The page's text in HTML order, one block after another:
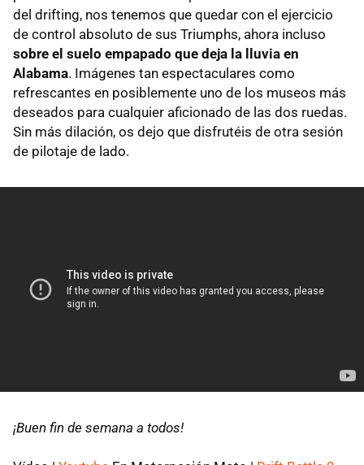
del drifting, nos tenemos que quedar con el ejercicio
de control absoluto de sus Triumphs, ahora incluso
sobre el suelo empapado que deja la lluvia en
Alabama. Imágenes tan espectaculares como
refrescantes en posiblemente uno de los museos más
deseados para cualquier aficionado de las dos ruedas.
Sin más dilación, os dejo que disfrutéis de otra sesión
de pilotaje de lado.
¡Buen fin de semana a todos!